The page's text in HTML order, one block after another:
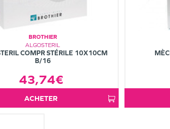
BROTHIER
ALGOSTERIL
COMPR STÉRILE 10X10CM
B/16
43,74€
ACHETER